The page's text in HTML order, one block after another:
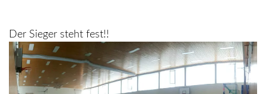
Der Sieger steht fest!!